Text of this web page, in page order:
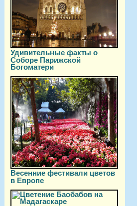
Удивительные факты о
Соборе Парижской
Богоматери
Весенние фестивали цветов
в Европе